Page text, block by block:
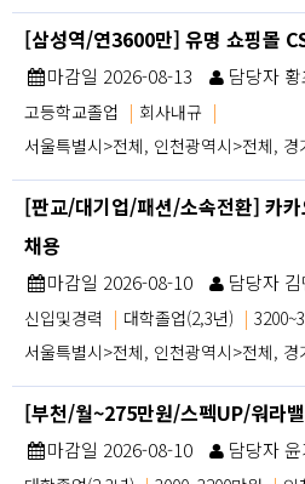
[삼성역/연3600만] 유명 쇼핑몰
마감일 2026-08-13 담당자
고등학교졸업 | 회사내규 |
서울특별시>전체, 인천광역시>전체, 경
[판교/대기업/패션/소속전환] 카
채용
마감일 2026-08-10 담당자 김
신입및경력 | 대학졸업(2,3년) |
서울특별시>전체, 인천광역시>전체, 경
[부천/월~275만원/스펙UP/워라
마감일 2026-08-10 담당자